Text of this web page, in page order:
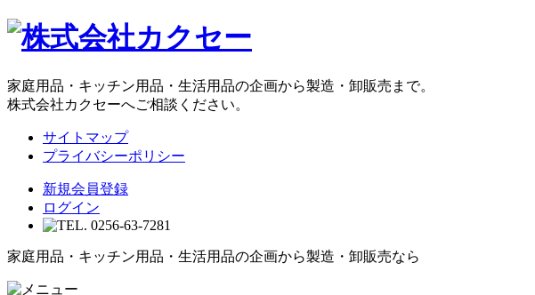
家庭用品・キッチン用品・生活用品の企画から製造・卸販売まで。
株式会社カクセーへご相談ください。
サイトマップ
プライバシーポリシー
新規会員登録
ログイン
家庭用品・キッチン用品・生活用品の企画から製造・卸販売なら